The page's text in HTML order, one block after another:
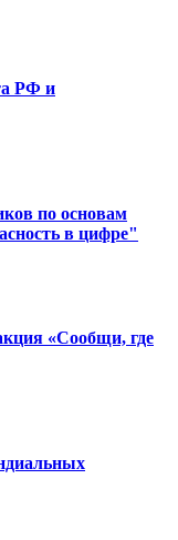
РФ и
по основам
в цифре"
«Сообщи, где